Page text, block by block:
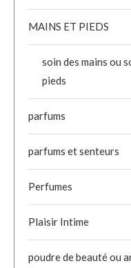
MAINS ET PIEDS
soin des mains ou
pieds
parfums
parfums et senteurs
Perfumes
Plaisir Intime
poudre de beauté ou